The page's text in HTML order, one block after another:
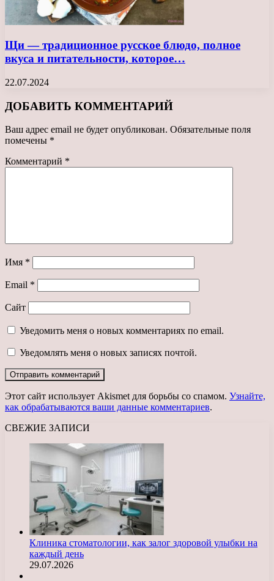
Щи — традиционное русское блюдо, полное
вкуса и питательности, которое…
22.07.2024
ДОБАВИТЬ КОММЕНТАРИЙ
Ваш адрес email не будет опубликован. Обязательные поля
помечены *
Комментарий *
Имя *
Email *
Сайт
Уведомить меня о новых комментариях по email.
Уведомлять меня о новых записях почтой.
Этот сайт использует Akismet для борьбы со спамом. Узнайте,
как обрабатываются ваши данные комментариев.
СВЕЖИЕ ЗАПИСИ
Клиника стоматологии, как залог здоровой улыбки на
каждый день
29.07.2026